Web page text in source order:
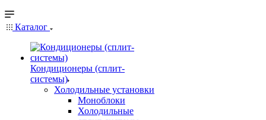
Каталог
Кондиционеры (сплит-
системы)
Холодильные установки
Моноблоки
Холодильные